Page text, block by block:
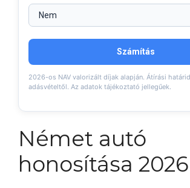
Számítás
2026-os NAV valorizált díjak alapján. Átírási
adásvételtől. Az adatok tájékoztató jellegűek.
Német autó
honosítása 2026